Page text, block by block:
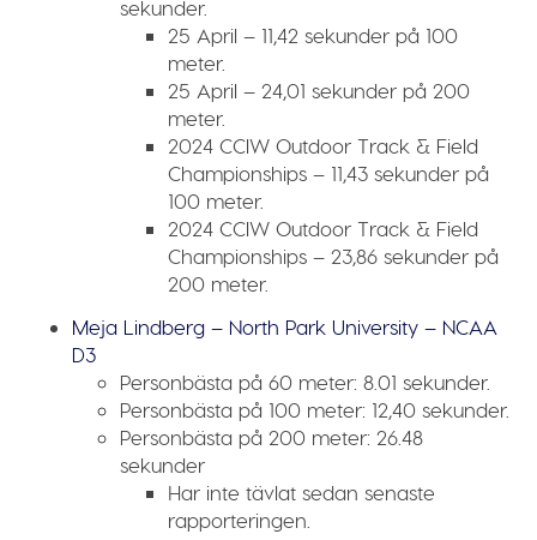
sekunder.
25 April – 11,42 sekunder på 100
meter.
25 April – 24,01 sekunder på 200
meter.
2024 CCIW Outdoor Track & Field
Championships – 11,43 sekunder på
100 meter.
2024 CCIW Outdoor Track & Field
Championships – 23,86 sekunder på
200 meter.
Meja Lindberg – North Park University – NCAA
D3
Personbästa på 60 meter:8.01 sekunder.
Personbästa på 100 meter: 12,40 sekunder.
Personbästa på 200 meter:26.48
sekunder
Har inte tävlat sedan senaste
rapporteringen.